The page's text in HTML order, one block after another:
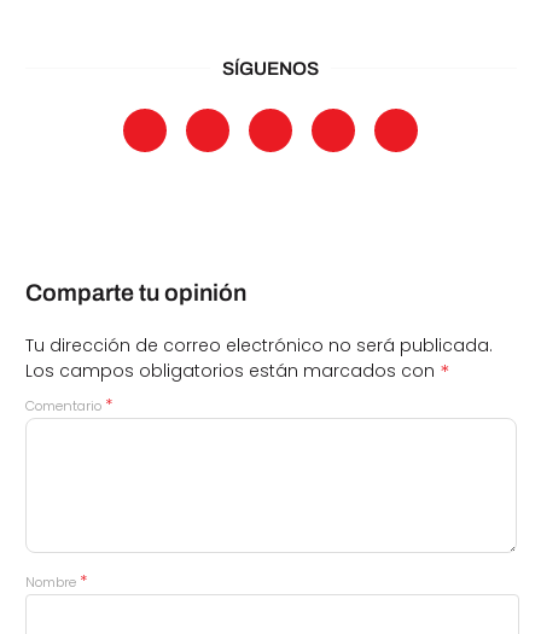
SÍGUENOS
Comparte tu opinión
Tu dirección de correo electrónico no será publicada.
Los campos obligatorios están marcados con *
Comentario *
Nombre *